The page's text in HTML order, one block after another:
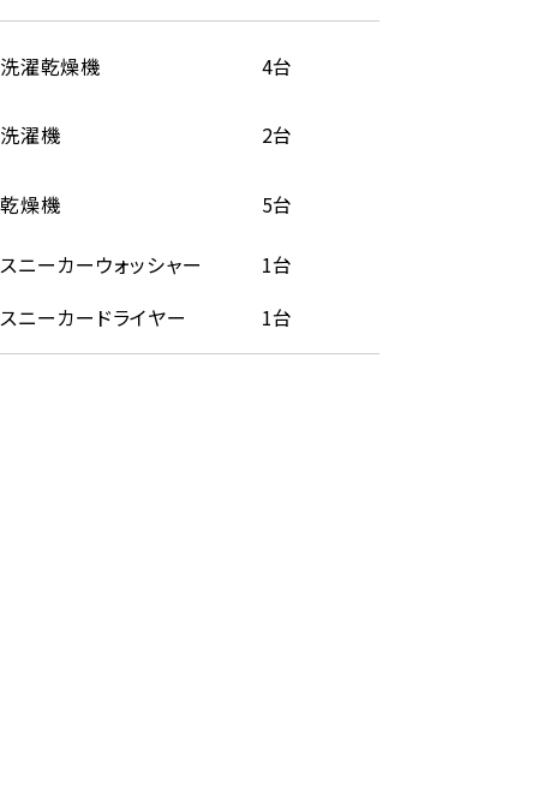
洗濯乾燥機 4台
洗濯機 2台
乾燥機 5台
スニーカーウォッシャー
1台
スニーカードライヤー
1台